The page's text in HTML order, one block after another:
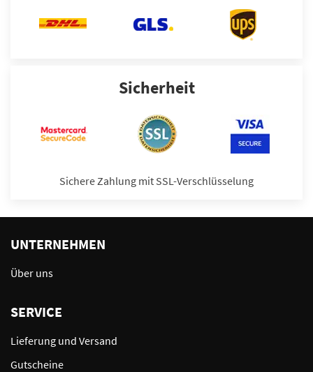
Sicherheit
Sichere Zahlung mit SSL-Verschlüsselung
UNTERNEHMEN
Über uns
SERVICE
Lieferung und Versand
Gutscheine